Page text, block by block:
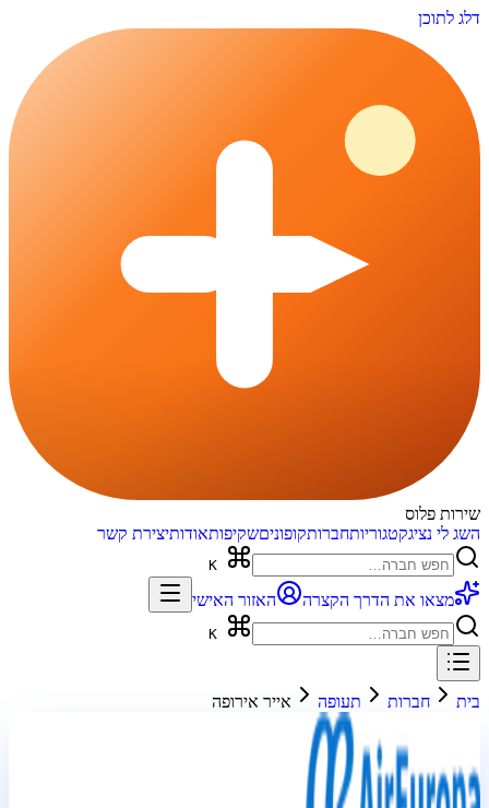
דלג לתוכן
שירות פלוס
השג לי נציגקטגוריותחברותקופוניםשקיפותאודותיצירת קשר
מצאו את הדרך הקצרה האזור האישי
בית חברות תעופה אייר אירופה